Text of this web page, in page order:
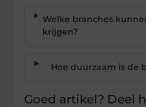
Welke branches
krijgen?
Hoe duurzaam is de
Goed artikel? Deel